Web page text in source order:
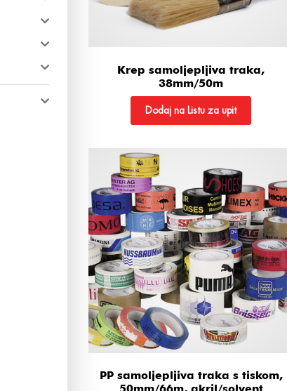
Krep samoljepljiva traka,
38mm/50m
Dodaj na Listu za upit
PP samoljepljiva traka s tiskom,